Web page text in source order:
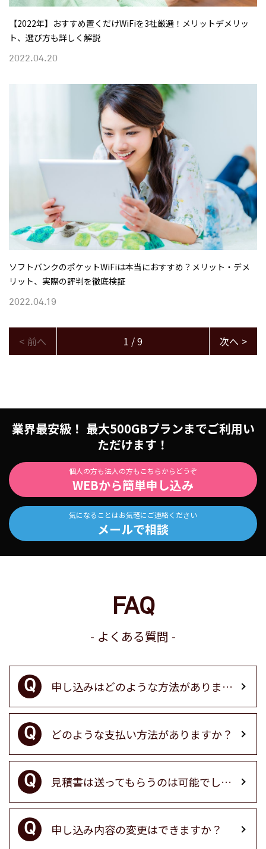
2022.04.20
【2022年】おすすめ置くだけWiFiを3社厳選！メリットデメリッ
ト、選び方も詳しく解説
2022.04.19
ソフトバンクのポケットWiFiは本当におすすめ？メリット・デメ
リット、実際の評判を徹底検証
< 前へ 1 / 9 次へ >
業界最安級！ 最大500GBプランまでご利用い
ただけます！
個人の方も法人の方もこちらからどうぞ
WEBから簡単申し込み
気になることはお気軽にご連絡ください
メールで相談
FAQ
よくある質問
申し込みはどのような方法がありますか？
どのような支払い方法がありますか？
見積書は送ってもらうのは可能でしょうか？
申し込み内容の変更はできますか？